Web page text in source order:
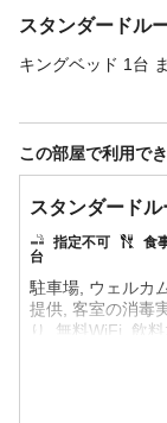
スタンダードル
キングベッド 1台
この部屋で利用で
スタンダードル
指定不可 食
台
駐車場, ウェルカ
提供, 客室の消毒
り, 無料WiFi, 飲